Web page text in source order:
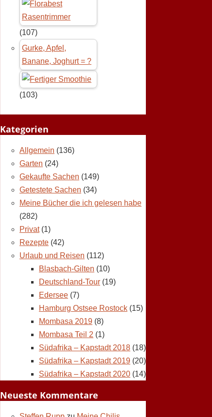
(107)
Gurke, Apfel,
Banane, Joghurt = ?
(103)
Kategorien
Allgemein (136)
Garten (24)
Gekaufte Sachen (149)
Getestete Sachen (34)
Meine Bücher die ich gelesen habe
(282)
Privat(1)
Rezepte (42)
Urlaub und Reisen (112)
Blasbach-Gilten (10)
Deutschland-Tour (19)
Edersee (7)
Hamburg Ostsee Rostock (15)
Mombasa 2019 (8)
Mombasa Teil 2 (1)
Südafrika – Kapstadt 2018 (18)
Südafrika – Kapstadt 2019 (20)
Südafrika – Kapstadt 2020 (14)
Neueste Kommentare